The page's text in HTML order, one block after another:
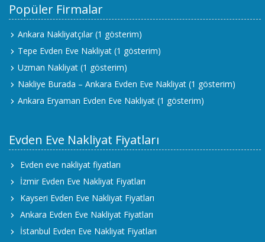
Popüler Firmalar
Ankara Nakliyatçılar (1 gösterim)
Tepe Evden Eve Nakliyat (1 gösterim)
Uzman Nakliyat (1 gösterim)
Nakliye Burada – Ankara Evden Eve Nakliyat (1 gösterim)
Ankara Eryaman Evden Eve Nakliyat (1 gösterim)
Evden Eve Nakliyat Fiyatları
Evden eve nakliyat fiyatları
İzmir Evden Eve Nakliyat Fiyatları
Kayseri Evden Eve Nakliyat Fiyatları
Ankara Evden Eve Nakliyat Fiyatları
İstanbul Evden Eve Nakliyat Fiyatları